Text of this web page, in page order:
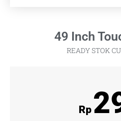
49 Inch
READY STOK
Rp